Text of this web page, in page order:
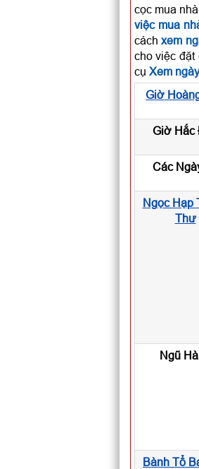
cọc mua
việc mua
cáchxem
cho việc đặt
cụ Xem
Giờ
Giờ Hắc
Các
Ngọc Hạp
Thư
Ngũ
Bành Tổ